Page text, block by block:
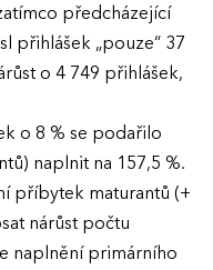
předcházející
přihlášek „pouze“ 37
o 4 749 přihlášek,
o 8 % se podařilo
naplnit na 157,5 %.
příbytek maturantů (+
nárůst počtu
naplnění primárního